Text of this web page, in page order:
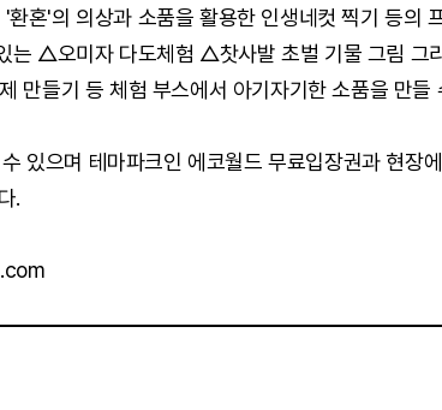
혼'의 의상과 소품을 활용한 인생네컷 찍기 등의
는 △오미자 다도체험 △찻사발 초벌 기물 그림 그
만들기 등 체험 부스에서 아기자기한 소품을 만들
있으며 테마파크인 에코월드 무료입장권과 현장
.